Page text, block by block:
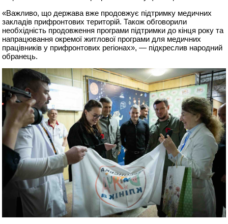
«Важливо, що держава вже продовжує підтримку медичних
закладів прифронтових територій. Також обговорили
необхідність продовження програми підтримки до кінця року та
напрацювання окремої житлової програми для медичних
працівників у прифронтових регіонах», — підкреслив народний
обранець.